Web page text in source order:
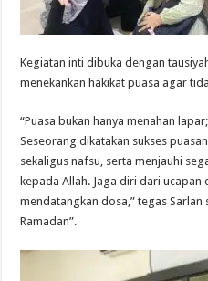
Kegiatan inti dibuka dengan
menekankan hakikat puasa agar
“Puasa bukan hanya menahan
Seseorang dikatakan sukses
sekaligus nafsu, serta menjauhi
kepada Allah. Jaga diri dari
mendatangkan dosa,” tegas
Ramadan”.